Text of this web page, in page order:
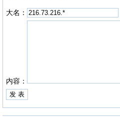
大名：
内容：